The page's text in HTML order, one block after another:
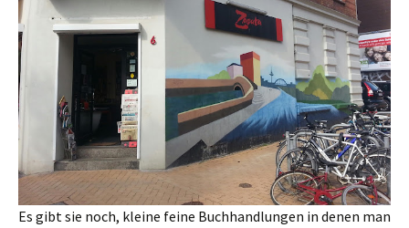
Es gibt sie noch, kleine feine Buchhandlungen in denen man